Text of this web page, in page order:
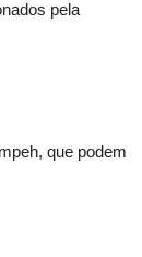
pela
que podem